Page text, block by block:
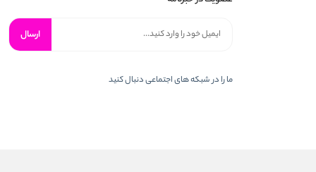
ارسال
ما را در شبكه های اجتماعی دنبال کنید